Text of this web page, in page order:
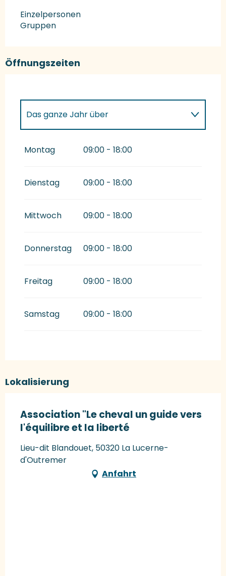
Einzelpersonen
Gruppen
Öffnungszeiten
Das ganze Jahr über
Freitag 1 Januar 2027
Montag 09:00 - 18:00
Dienstag 09:00 - 18:00
Mittwoch 09:00 - 18:00
Donnerstag 09:00 - 18:00
Freitag 09:00 - 18:00
Samstag 09:00 - 18:00
Lokalisierung
Association "Le cheval un guide vers
l'équilibre et la liberté
Lieu-dit Blandouet, 50320 La Lucerne-
d'Outremer
Anfahrt